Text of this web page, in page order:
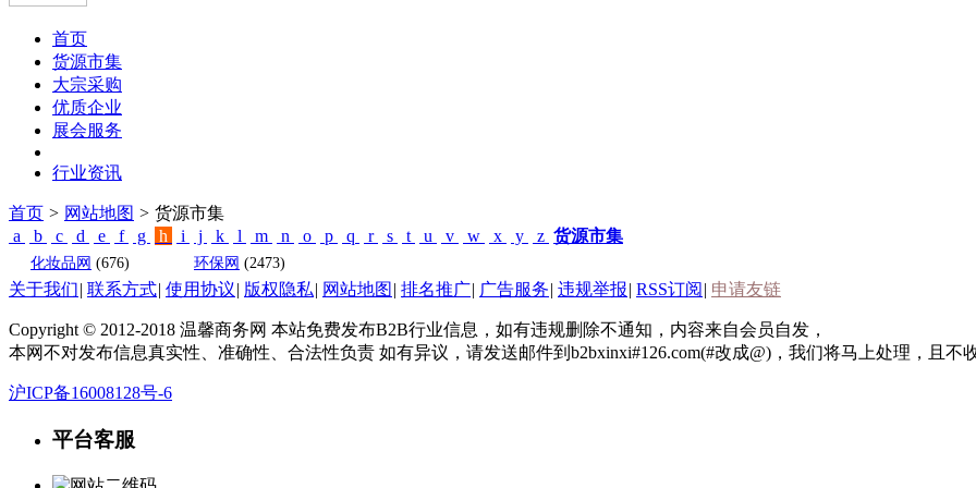
首页
货源市集
大宗采购
优质企业
展会服务
行业资讯
首页 > 网站地图 > 货源市集
a
b c d e f g h i j k l m n o p q r s t u v w x y z 货源市集
化妆品网 (676) 环保网 (2473)
关于我们| 联系方式| 使用协议| 版权隐私| 网站地图 | 排名推广| 广告服务| 违规举报| RSS订阅 | 申请友链
Copyright © 2012-2018 温馨商务网 本站免费发布B2B行业信息，如有违规删除不通知，内容来自会员自发，
本网不对发布信息真实性、准确性、合法性负责 如有异议，请发送邮件到b2bxinxi#126.com(#改成@)，我们将马上处理，且不
沪ICP备16008128号-6
平台客服